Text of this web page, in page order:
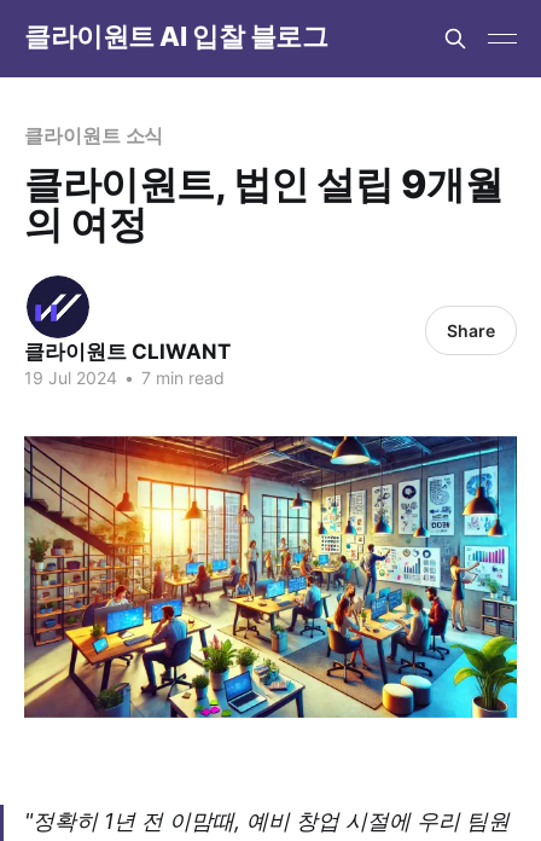
클라이원트 AI 입찰 블로그
클라이원트 소식
클라이원트, 법인 설립 9개월
의 여정
클라이원트 CLIWANT
19 Jul 2024 • 7 min read
Share
"정확히 1년 전 이맘때, 예비 창업 시절에 우리 팀원